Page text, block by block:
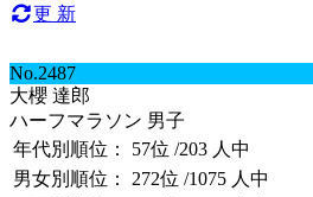
更 新
No.2487
大櫻 達郎
ハーフマラソン 男子
年代別順位：
57位 /203 人中
男女別順位：
272位 /1075 人中